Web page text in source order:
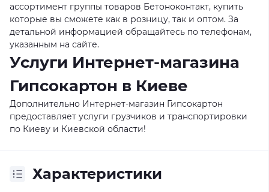
ассортимент группы товаров Бетоноконтакт, купить
которые вы сможете как в розницу, так и оптом. За
детальной информацией обращайтесь по телефонам,
указанным на сайте.
Услуги Интернет-магазина
Гипсокартон в Киеве
Дополнительно Интернет-магазин Гипсокартон
предоставляет услуги грузчиков и транспортировки
по Киеву и Киевской области!
Характеристики